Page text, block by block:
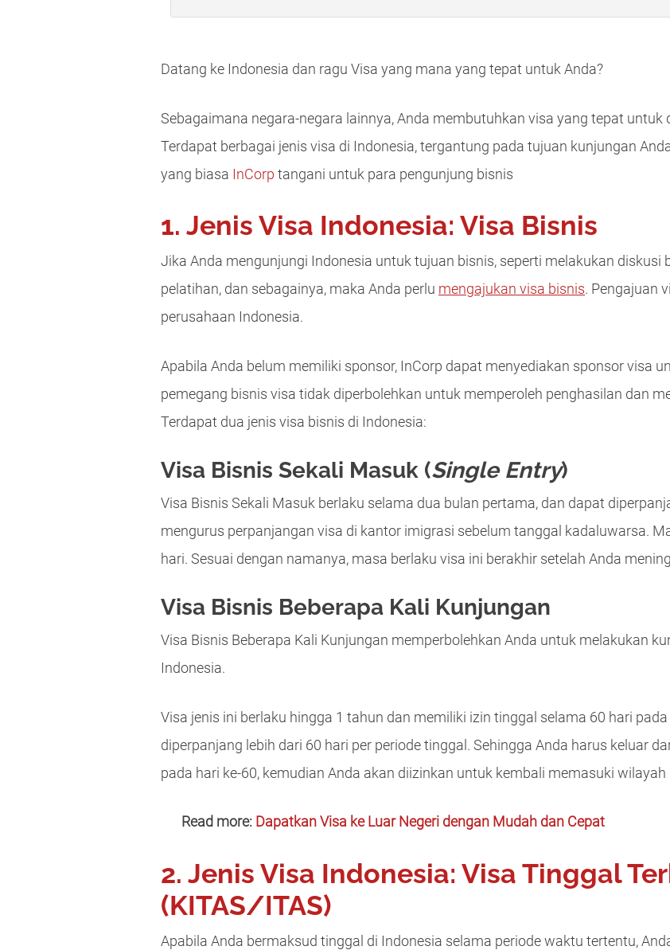
Datang ke Indonesia dan ragu Visa yang mana yang tepat untuk Anda?
Sebagaimana negara-negara lainnya, Anda membutuhkan visa yang tepat untuk
Terdapat berbagai jenis visa di Indonesia, tergantung pada tujuan kunjungan
yang biasa InCorp tangani untuk para pengunjung bisnis
1. Jenis Visa Indonesia: Visa Bisnis
Jika Anda mengunjungi Indonesia untuk tujuan bisnis, seperti melakukan diskusi
pelatihan, dan sebagainya, maka Anda perlu mengajukan visa bisnis. Pengajuan
perusahaan Indonesia.
Apabila Anda belum memiliki sponsor, InCorp dapat menyediakan sponsor visa
pemegang bisnis visa tidak diperbolehkan untuk memperoleh penghasilan dan
Terdapat dua jenis visa bisnis di Indonesia:
Visa Bisnis Sekali Masuk (Single Entry)
Visa Bisnis Sekali Masuk berlaku selama dua bulan pertama, dan dapat
mengurus perpanjangan visa di kantor imigrasi sebelum tanggal kadaluwarsa.
hari. Sesuai dengan namanya, masa berlaku visa ini berakhir setelah Anda
Visa Bisnis Beberapa Kali Kunjungan
Visa Bisnis Beberapa Kali Kunjungan memperbolehkan Anda untuk melakukan
Indonesia.
Visa jenis ini berlaku hingga 1 tahun dan memiliki izin tinggal selama 60 hari
diperpanjang lebih dari 60 hari per periode tinggal. Sehingga Anda harus keluar
pada hari ke-60, kemudian Anda akan diizinkan untuk kembali memasuki wilayah
Read more: Dapatkan Visa ke Luar Negeri dengan Mudah dan Cepat
2. Jenis Visa Indonesia: Visa Tinggal
(KITAS/ITAS)
Apabila Anda bermaksud tinggal di Indonesia selama periode waktu tertentu,